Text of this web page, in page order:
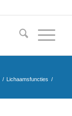
/ Lichaamsfuncties /